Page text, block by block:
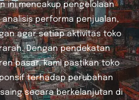
ini mencakup pengelolaan
performa penjualan,
agar setiap aktivitas toko
Dengan pendekatan
pasar, kami pastikan toko
terhadap perubahan
secara berkelanjutan di